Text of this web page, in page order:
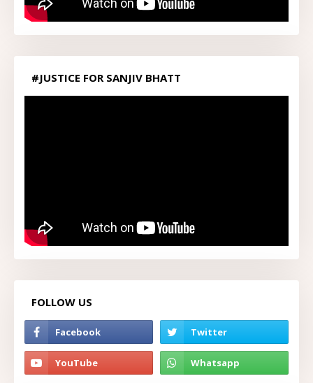
#JUSTICE FOR SANJIV BHATT
FOLLOW US